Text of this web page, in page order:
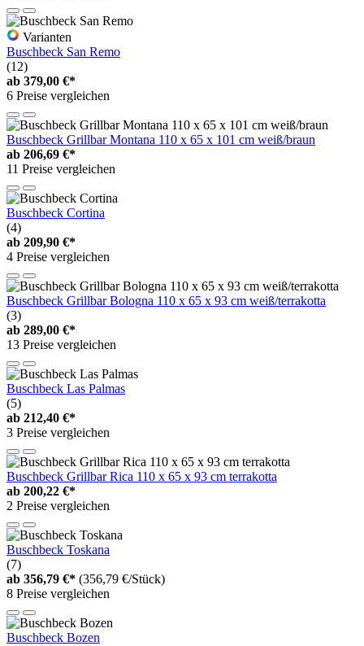
Varianten
Buschbeck San Remo
(12)
ab 379,00 €*
6 Preise vergleichen
Buschbeck Grillbar Montana 110 x 65 x 101 cm weiß/braun
ab 206,69 €*
11 Preise vergleichen
Buschbeck Cortina
(4)
ab 209,90 €*
4 Preise vergleichen
Buschbeck Grillbar Bologna 110 x 65 x 93 cm weiß/terrakotta
(3)
ab 289,00 €*
13 Preise vergleichen
Buschbeck Las Palmas
(5)
ab 212,40 €*
3 Preise vergleichen
Buschbeck Grillbar Rica 110 x 65 x 93 cm terrakotta
ab 200,22 €*
2 Preise vergleichen
Buschbeck Toskana
(7)
ab 356,79 €* (356,79 €/Stück)
8 Preise vergleichen
Buschbeck Bozen